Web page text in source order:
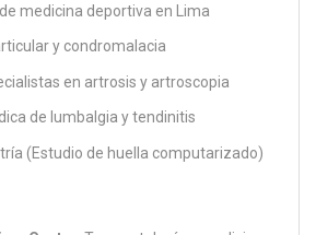
medicina deportiva en Lima
y condromalacia
en artrosis y artroscopia
de lumbalgia y tendinitis
(Estudio de huella computarizado)